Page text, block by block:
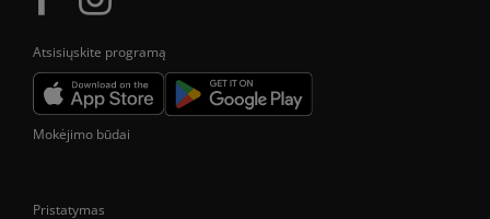
Atsisiųskite programą
Mokėjimo būdai
Pristatymas